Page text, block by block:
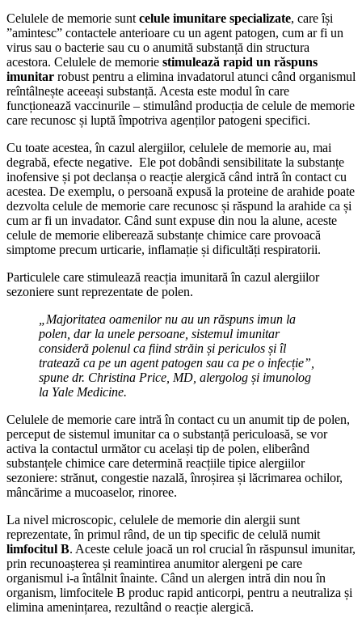
Celulele de memorie sunt celule imunitare specializate, care își
”amintesc” contactele anterioare cu un agent patogen, cum ar fi un
virus sau o bacterie sau cu o anumită substanță din structura
acestora. Celulele de memorie stimulează rapid un răspuns
imunitar robust pentru a elimina invadatorul atunci când organismul
reîntâlnește aceeași substanță. Acesta este modul în care
funcționează vaccinurile – stimulând producția de celule de memorie
care recunosc și luptă împotriva agenților patogeni specifici.
Cu toate acestea, în cazul alergiilor, celulele de memorie au, mai
degrabă, efecte negative. Ele pot dobândi sensibilitate la substanțe
inofensive și pot declanșa o reacție alergică când intră în contact cu
acestea. De exemplu, o persoană expusă la proteine ​​de arahide poate
dezvolta celule de memorie care recunosc și răspund la arahide ca și
cum ar fi un invadator. Când sunt expuse din nou la alune, aceste
celule de memorie eliberează substanțe chimice care provoacă
simptome precum urticarie, inflamație și dificultăți respiratorii.
Particulele care stimulează reacția imunitară în cazul alergiilor
sezoniere sunt reprezentate de polen.
„Majoritatea oamenilor nu au un răspuns imun la
polen, dar la unele persoane, sistemul imunitar
consideră polenul ca fiind străin și periculos și îl
tratează ca pe un agent patogen sau ca pe o infecție”,
spune dr. Christina Price, MD, alergolog și imunolog
la Yale Medicine.
Celulele de memorie care intră în contact cu un anumit tip de polen,
perceput de sistemul imunitar ca o substanță periculoasă, se vor
activa la contactul următor cu același tip de polen, eliberând
substanțele chimice care determină reacțiile tipice alergiilor
sezoniere: strănut, congestie nazală, înroșirea și lăcrimarea ochilor,
mâncărime a mucoaselor, rinoree.
La nivel microscopic, celulele de memorie din alergii sunt
reprezentate, în primul rând, de un tip specific de celulă numit
limfocitul B. Aceste celule joacă un rol crucial în răspunsul imunitar,
prin recunoașterea și reamintirea anumitor alergeni pe care
organismul i-a întâlnit înainte. Când un alergen intră din nou în
organism, limfocitele B produc rapid anticorpi, pentru a neutraliza și
elimina amenințarea, rezultând o reacție alergică.